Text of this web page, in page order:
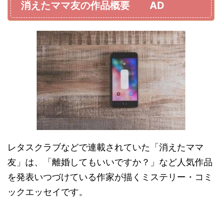
消えたママ友の作品概要 AD
レタスクラブなどで連載されていた「消えたママ
友」は、「離婚してもいいですか？」など人気作品
を発表いつづけている作家が描くミステリー・コミ
ックエッセイです。